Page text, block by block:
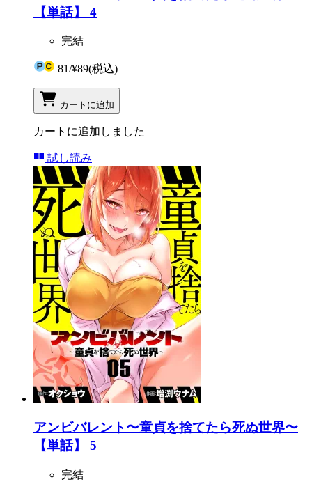
【単話】 4
完結
81/¥89(税込)
カートに追加
カートに追加しました
試し読み
アンビバレント〜童貞を捨てたら死ぬ世界〜
【単話】 5
完結